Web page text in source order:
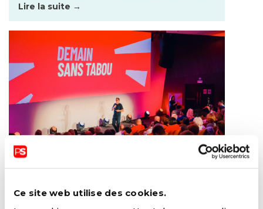
Ce site web utilise des cookies.
Lire la suite →
Demain sans Tabou : le discours de
Paul Magnette ce 6 septembre